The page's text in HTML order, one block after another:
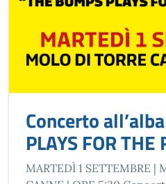
Concerto
PLAYS FOR THE
MARTEDÌ 1 SETTEMBRE |